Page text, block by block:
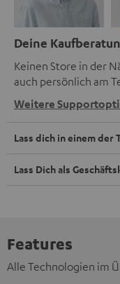
Deine
Keinen Store in der
auch persönlich am
Weitere
Lass dich in einem der
Lass Dich als
Features
Alle Technologien im